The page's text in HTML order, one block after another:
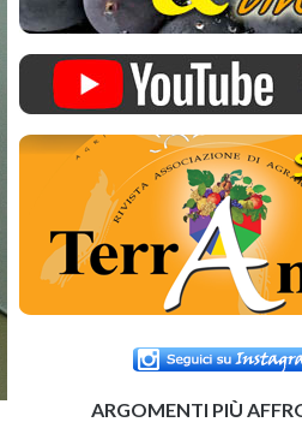
ARGOMENTI PIÙ